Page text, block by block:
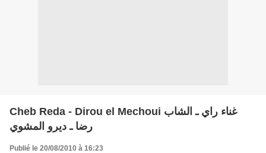
Cheb Reda - Dirou el Mechoui غناء راي ـ الشاب
رضا ـ ديرو المشوي
Publié le 20/08/2010 à 16:23